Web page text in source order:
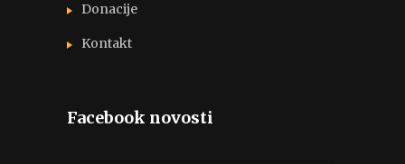
Donacije
Kontakt
Facebook novosti